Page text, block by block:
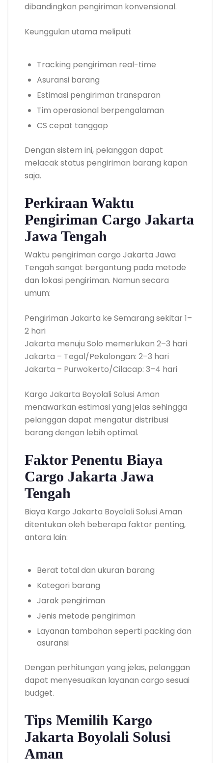
dibandingkan pengiriman konvensional.
Keunggulan utama meliputi:
Tracking pengiriman real-time
Asuransi barang
Estimasi pengiriman transparan
Tim operasional berpengalaman
CS cepat tanggap
Dengan sistem ini, pelanggan dapat
melacak status pengiriman barang kapan
saja.
Perkiraan Waktu
Pengiriman Cargo Jakarta
Jawa Tengah
Waktu pengiriman cargo Jakarta Jawa
Tengah sangat bergantung pada metode
dan lokasi pengiriman. Namun secara
umum:
Pengiriman Jakarta ke Semarang sekitar 1–
2 hari
Jakarta menuju Solo memerlukan 2–3 hari
Jakarta – Tegal/Pekalongan: 2–3 hari
Jakarta – Purwokerto/Cilacap: 3–4 hari
Kargo Jakarta Boyolali Solusi Aman
menawarkan estimasi yang jelas sehingga
pelanggan dapat mengatur distribusi
barang dengan lebih optimal.
Faktor Penentu Biaya
Cargo Jakarta Jawa
Tengah
Biaya Kargo Jakarta Boyolali Solusi Aman
ditentukan oleh beberapa faktor penting,
antara lain:
Berat total dan ukuran barang
Kategori barang
Jarak pengiriman
Jenis metode pengiriman
Layanan tambahan seperti packing dan
asuransi
Dengan perhitungan yang jelas, pelanggan
dapat menyesuaikan layanan cargo sesuai
budget.
Tips Memilih Kargo
Jakarta Boyolali Solusi
Aman